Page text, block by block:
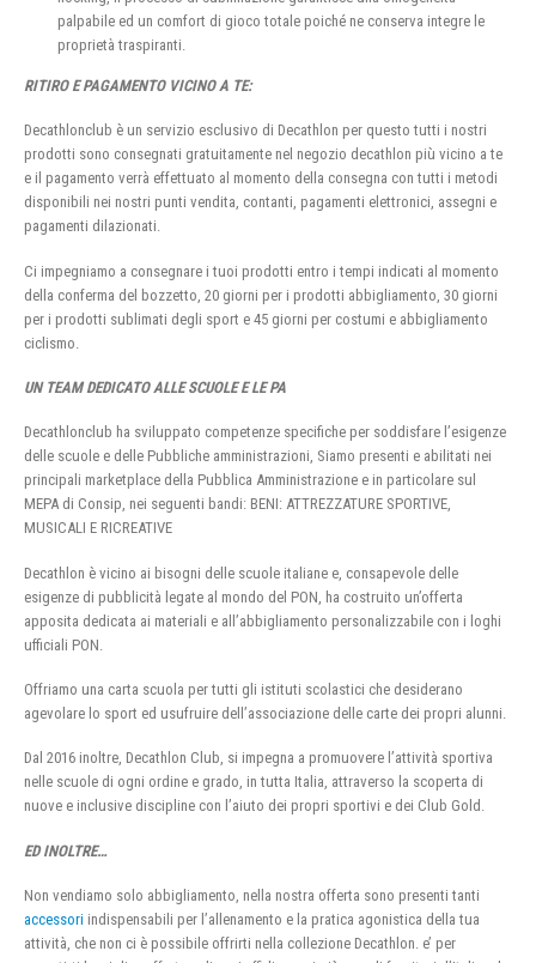
palpabile ed un comfort di gioco totale poiché ne conserva integre le
proprietà traspiranti.
RITIRO E PAGAMENTO VICINO A TE:
Decathlonclub è un servizio esclusivo di Decathlon per questo tutti i nostri
prodotti sono consegnati gratuitamente nel negozio decathlon più vicino a te
e il pagamento verrà effettuato al momento della consegna con tutti i metodi
disponibili nei nostri punti vendita, contanti, pagamenti elettronici, assegni e
pagamenti dilazionati.
Ci impegniamo a consegnare i tuoi prodotti entro i tempi indicati al momento
della conferma del bozzetto, 20 giorni per i prodotti abbigliamento, 30 giorni
per i prodotti sublimati degli sport e 45 giorni per costumi e abbigliamento
ciclismo.
UN TEAM DEDICATO ALLE SCUOLE E LE PA
Decathlonclub ha sviluppato competenze specifiche per soddisfare l’esigenze
delle scuole e delle Pubbliche amministrazioni, Siamo presenti e abilitati nei
principali marketplace della Pubblica Amministrazione e in particolare sul
MEPA di Consip, nei seguenti bandi: BENI: ATTREZZATURE SPORTIVE,
MUSICALI E RICREATIVE
Decathlon è vicino ai bisogni delle scuole italiane e, consapevole delle
esigenze di pubblicità legate al mondo del PON, ha costruito un’offerta
apposita dedicata ai materiali e all’abbigliamento personalizzabile con i loghi
ufficiali PON.
Offriamo una carta scuola per tutti gli istituti scolastici che desiderano
agevolare lo sport ed usufruire dell’associazione delle carte dei propri alunni.
Dal 2016 inoltre, Decathlon Club, si impegna a promuovere l’attività sportiva
nelle scuole di ogni ordine e grado, in tutta Italia, attraverso la scoperta di
nuove e inclusive discipline con l’aiuto dei propri sportivi e dei Club Gold.
ED INOLTRE…
Non vendiamo solo abbigliamento, nella nostra offerta sono presenti tanti
accessori indispensabili per l’allenamento e la pratica agonistica della tua
attività, che non ci è possibile offrirti nella collezione Decathlon. e’ per